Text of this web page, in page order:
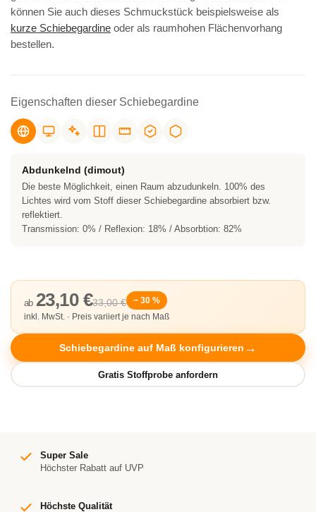
können Sie auch dieses Schmuckstück beispielsweise als
kurze Schiebegardine oder als raumhohen Flächenvorhang
bestellen.
Eigenschaften dieser Schiebegardine
Abdunkelnd (dimout)
Die beste Möglichkeit, einen Raum abzudunkeln. 100% des
Lichtes wird vom Stoff dieser Schiebegardine absorbiert bzw.
reflektiert.
Transmission: 0% / Reflexion: 18% / Absorbtion: 82%
33,00 €
ab 23,10 €
− 30 %
inkl. MwSt. · Preis variiert je nach Maß
Schiebegardine auf Maß konfigurieren
Super Sale
Höchster Rabatt auf UVP
Höchste Qualität